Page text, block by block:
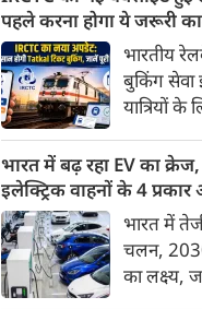
बुद्धिमत्ता,
क्रिकेट
सकते हैं,
गंभीर चर्चा
सभ्यता से
था।
बारे में
व्यवहार
कम... और
ज़्यादा
पहले करना होगा ये जरूरी
भारतीय
बुकिंग सेवा
यात्रियों
वेबसाइट
दिया है।
इंटरफेस के
डिजाइन
अपडेट
भारत में बढ़ रहा EV का
इलेक्ट्रिक वाहनों के 4
भारत में
चलन,
का लक्ष्य,